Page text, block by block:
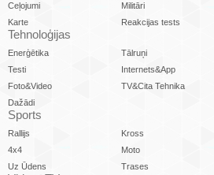
Ceļojumi
Militāri
Karte
Reakcijas tests
Tehnoloģijas
Enerģētika Tālruņi
Testi
Internets&App
Foto&Video
TV&Cita Tehnika
Dažādi
Sports
Rallijs Kross
4x4
Moto
Uz Ūdens
Trases